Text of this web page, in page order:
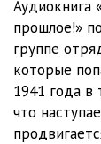
008
009
010
011
Аудиокнига
прошлое!»
группе
которые
1941 года в
что